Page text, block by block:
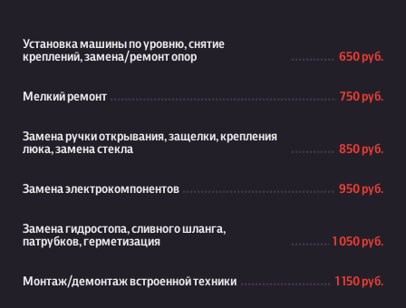
Установка машины по уровню, снятие
креплений, замена/ремонт опор
650 руб.
Мелкий ремонт 750 руб.
Замена ручки открывания, защелки, крепления
люка, замена стекла
850 руб.
Замена электрокомпонентов 950 руб.
Замена гидростопа, сливного шланга,
патрубков, герметизация
1 050 руб.
Монтаж/демонтаж встроенной техники 1 150 руб.